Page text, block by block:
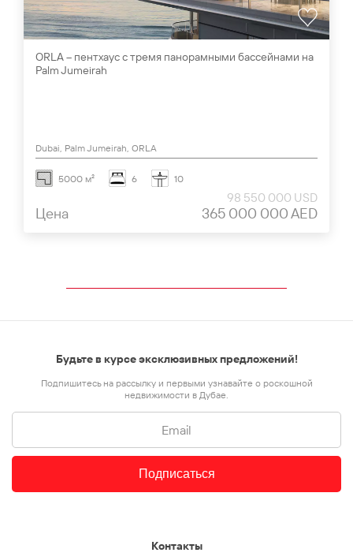
ORLA – пентхаус с тремя панорамными бассейнами на
Palm Jumeirah
Dubai, Palm Jumeirah, ORLA
5000 м² 6 10
Цена
98 550 000 USD
365 000 000 AED
Контакты
Будьте в курсе эксклюзивных предложений!
Подпишитесь на рассылку и первыми узнавайте о роскошной
недвижимости в Дубае.
Подписаться